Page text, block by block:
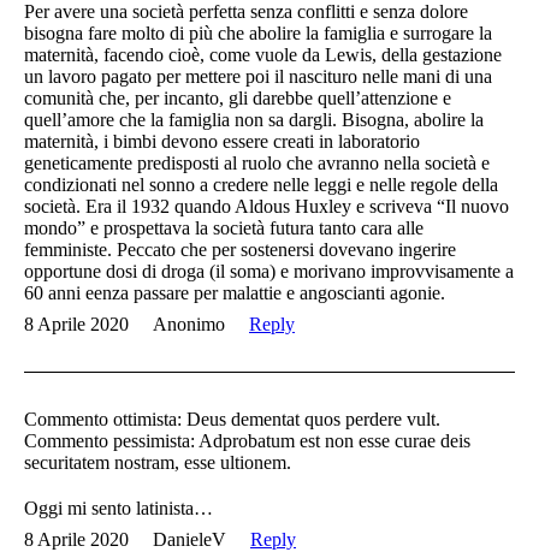
Per avere una società perfetta senza conflitti e senza dolore
bisogna fare molto di più che abolire la famiglia e surrogare la
maternità, facendo cioè, come vuole da Lewis, della gestazione
un lavoro pagato per mettere poi il nascituro nelle mani di una
comunità che, per incanto, gli darebbe quell’attenzione e
quell’amore che la famiglia non sa dargli. Bisogna, abolire la
maternità, i bimbi devono essere creati in laboratorio
geneticamente predisposti al ruolo che avranno nella società e
condizionati nel sonno a credere nelle leggi e nelle regole della
società. Era il 1932 quando Aldous Huxley e scriveva “Il nuovo
mondo” e prospettava la società futura tanto cara alle
femministe. Peccato che per sostenersi dovevano ingerire
opportune dosi di droga (il soma) e morivano improvvisamente a
60 anni eenza passare per malattie e angoscianti agonie.
8 Aprile 2020
Anonimo Reply
Commento ottimista: Deus dementat quos perdere vult.
Commento pessimista: Adprobatum est non esse curae deis
securitatem nostram, esse ultionem.
Oggi mi sento latinista…
8 Aprile 2020
DanieleV Reply